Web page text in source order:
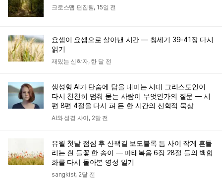
크로스맵 편집팀, 15일 전
요셉이 요셉으로 살아낸 시간 — 창세기 39-41장 다시
읽기
재밌는 신학자, 한 달 전
생성형 AI가 단숨에 답을 내미는 시대 그리스도인이
다시 천천히 멈춰 묻는 사람이 무엇인가의 질문 — 시
편 8편 4절을 다시 펴 든 한 시간의 신학적 묵상
AI와 성경 사이 , 2달 전
유월 첫날 점심 후 산책길 보도블록 틈 사이 작게 흔들
리는 흰 들꽃 한 송이 — 마태복음 6장 28절 들의 백합
화를 다시 돌아본 영성 일기
sangkist, 2달 전